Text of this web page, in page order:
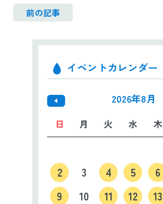
前の記事
イベントカレンダー
2026年8月
日 月 火 水 木
2
3 4 5 6
9
10 11 12 13